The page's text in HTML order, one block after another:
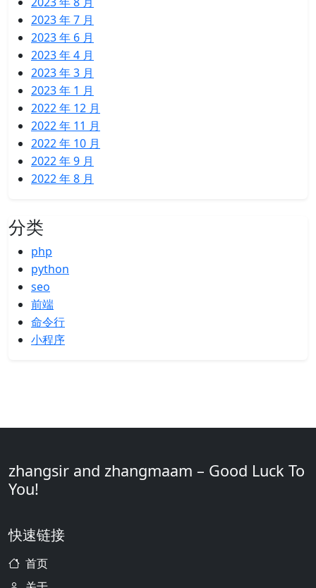
2023 年 7 月
2023 年 6 月
2023 年 4 月
2023 年 3 月
2023 年 1 月
2022 年 12 月
2022 年 11 月
2022 年 10 月
2022 年 9 月
2022 年 8 月
分类
php
python
seo
前端
命令行
小程序
zhangsir and zhangmaam – Good Luck To
You!
快速链接
首页